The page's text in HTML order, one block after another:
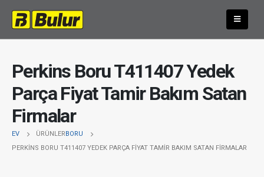
Perkins Boru T411407 Yedek
Parça Fiyat Tamir Bakım Satan
Firmalar
EV ÜRÜNLERBORU
PERKINS BORU T411407 YEDEK PARÇA FIYAT TAMIR BAKIM SATAN FIRMALAR